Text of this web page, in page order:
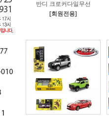
반디 크로커다일무선
[회원전용]